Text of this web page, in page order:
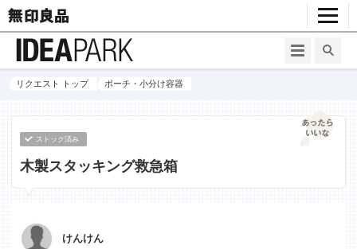
リクエスト トップ ポーチ・小分け容器
ストック済み
木製スタッキング救急箱
けんけん